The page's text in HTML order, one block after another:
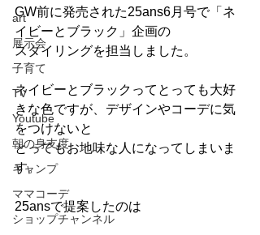
art
展示会
子育て
TV
Youtube
朝の身支度
キャンプ
ママコーデ
ショップチャンネル
GW前に発売された25ans6月号で「ネ
イビーとブラック」企画の
スタイリングを担当しました。
ネイビーとブラックってとっても大好
きな色ですが、デザインやコーデに気
をつけないと
とってもお地味な人になってしまいま
す。
25ansで提案したのは